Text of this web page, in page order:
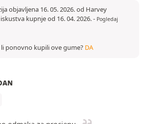
objavljena 16. 05. 2026. od Harvey
kupnje od 16. 04. 2026.- Pogledaj
li ponovno kupili ove gume? DA